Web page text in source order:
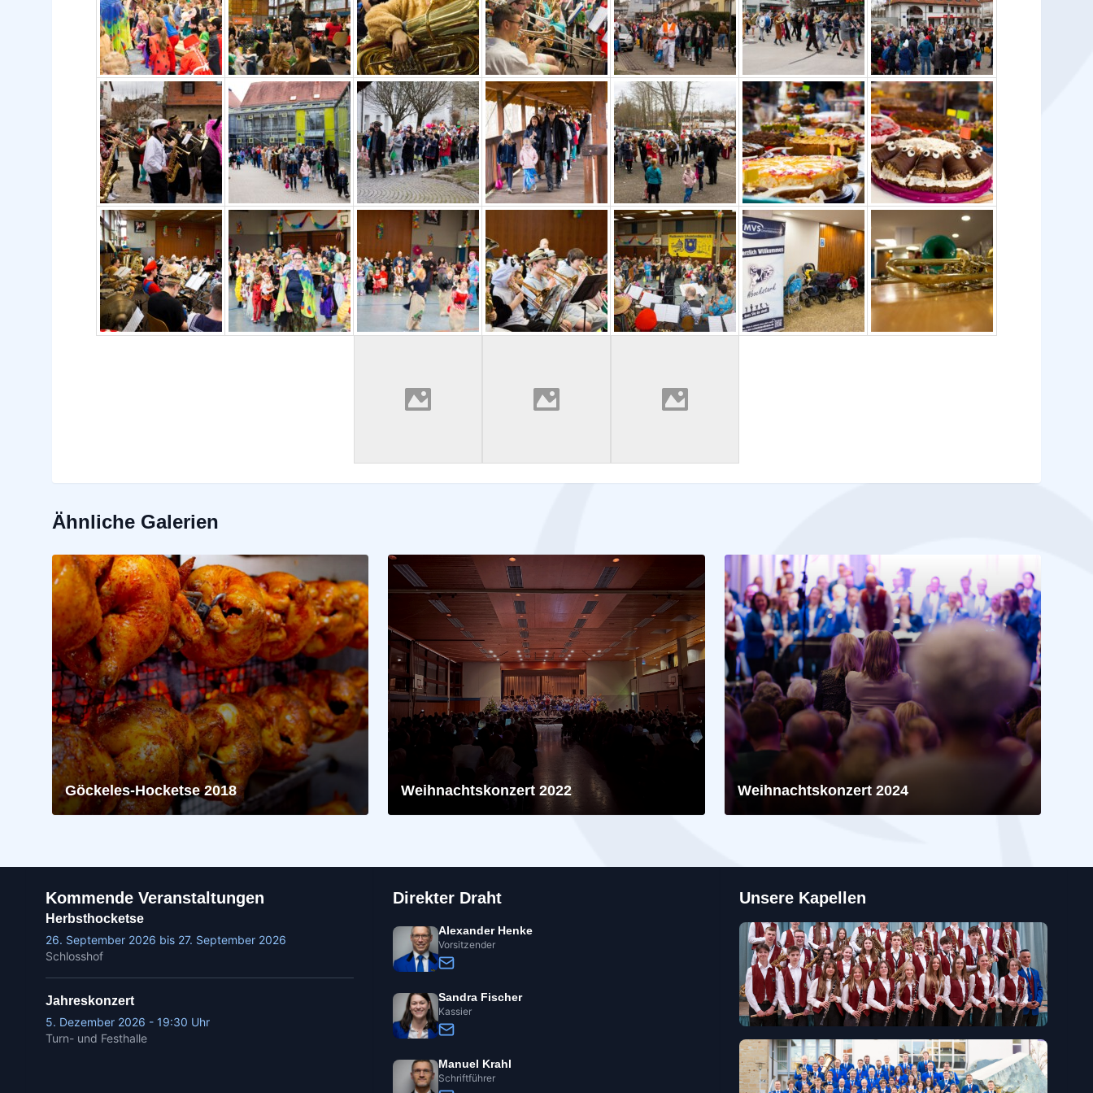
Ähnliche Galerien
Göckeles-Hocketse 2018 Weihnachtskonzert 2022 Weihnachtskonzert 2024
Kommende Veranstaltungen
Herbsthocketse
26. September 2026 bis 27. September 2026
Schlosshof
Jahreskonzert
5. Dezember 2026 - 19:30 Uhr
Turn- und Festhalle
Direkter Draht
Alexander Henke
Vorsitzender
Sandra Fischer
Kassier
Manuel Krahl
Schriftführer
Unsere Kapellen